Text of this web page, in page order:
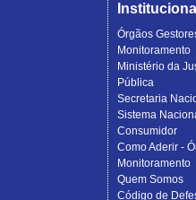
Institucional
Órgãos
Monitoramento
Ministério da
Pública
Secretaria
Sistema
Consumidor
Como Aderir -
Monitoramento
Quem Somos
Código de